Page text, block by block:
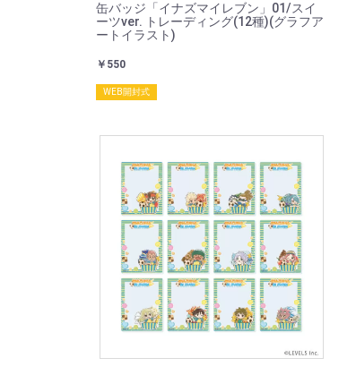
缶バッジ「イナズマイレブン」01/スイ
ーツver. トレーディング(12種)(グラフア
ートイラスト)
￥550
WEB開封式